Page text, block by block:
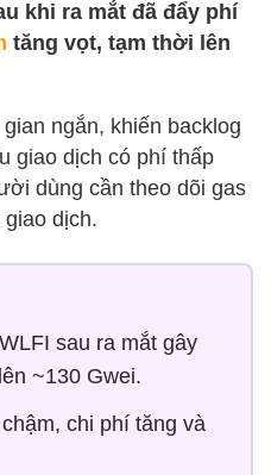
khi ra mắt đã đẩy phí
tăng vọt, tạm thời lên
ngắn, khiến backlog
giao dịch có phí thấp
dùng cần theo dõi gas
dịch.
sau ra mắt gây
~130 Gwei.
chi phí tăng và